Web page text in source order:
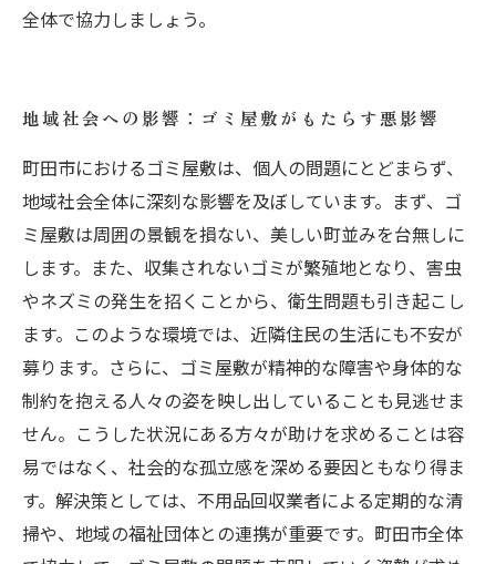
全体で協力しましょう。
地域社会への影響：ゴミ屋敷がもたらす悪影響
町田市におけるゴミ屋敷は、個人の問題にとどまらず、
地域社会全体に深刻な影響を及ぼしています。まず、ゴ
ミ屋敷は周囲の景観を損ない、美しい町並みを台無しに
します。また、収集されないゴミが繁殖地となり、害虫
やネズミの発生を招くことから、衛生問題も引き起こし
ます。このような環境では、近隣住民の生活にも不安が
募ります。さらに、ゴミ屋敷が精神的な障害や身体的な
制約を抱える人々の姿を映し出していることも見逃せま
せん。こうした状況にある方々が助けを求めることは容
易ではなく、社会的な孤立感を深める要因ともなり得ま
す。解決策としては、不用品回収業者による定期的な清
掃や、地域の福祉団体との連携が重要です。町田市全体